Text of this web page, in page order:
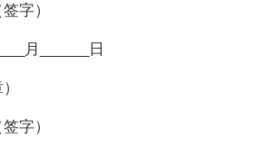
字）
月______日
字）